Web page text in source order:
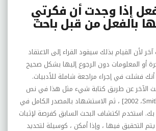
أفعل إذا وجدت أن فكرتي
بالفعل من قبل باحث
لأن القيام بذلك سيقود القراء إلى الاعتقاد
أو المعلومات دون الرجوع إليها بشكل صحيح
فشلت في إجراء مراجعة شاملة للأدبيات.
الآخر عن طريق كتابة شيء مثل هذا في نص
، 2002] ، ثم الاستشهاد بالمصدر الكامل في
بك. استخدم اكتشاف البحث السابق كفرصة لإثبات
التحقيق فيها ، وإذا أمكن ، كوسيلة لتحديد